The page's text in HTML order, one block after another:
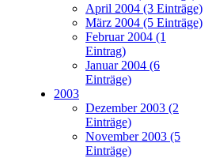
April 2004 (3 Einträge)
März 2004 (5 Einträge)
Februar 2004 (1
Eintrag)
Januar 2004 (6
Einträge)
2003
Dezember 2003 (2
Einträge)
November 2003 (5
Einträge)